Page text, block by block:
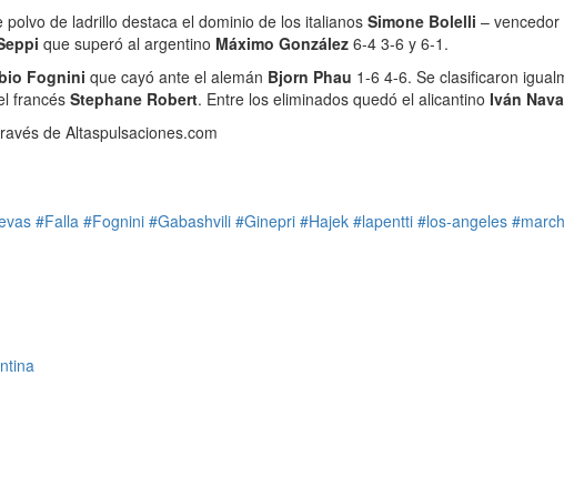
polvo de ladrillo destaca el dominio de los italianos Simone Bolelli –
que superó al argentino Máximo González 6-4 3-6 y 6-1.
Fognini que cayó ante el alemán Bjorn Phau 1-6 4-6. Se clasificaron
francés Stephane Robert. Entre los eliminados quedó el alicantino Iván
de Altaspulsaciones.com
#Falla #Fognini #Gabashvili #Ginepri #Hajek #lapentti #los-angeles